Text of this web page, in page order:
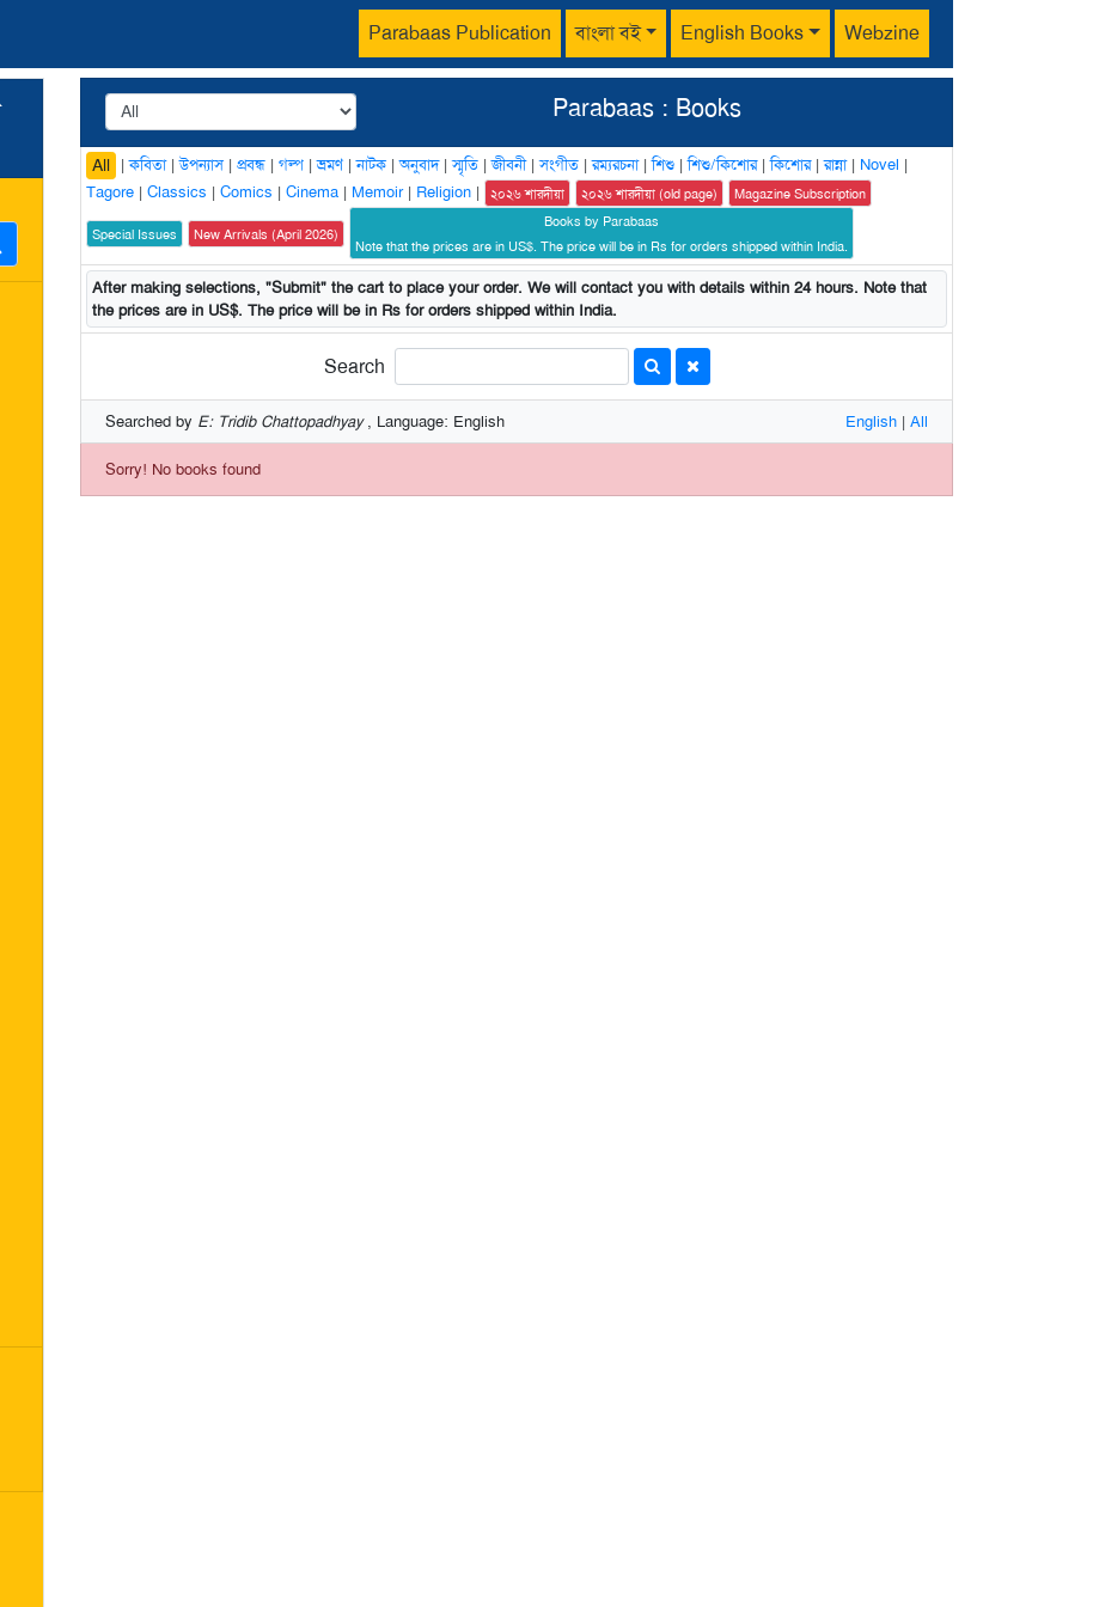
Parabaas Publication বাংলা বই English Books Webzine
Parabaas : Books
All |কবিতা|উপন্যাস| প্রবন্ধ | গল্প |ভ্রমণ|নাটক |অনুবাদ|স্মৃতি |জীবনী|সংগীত |রম্যরচনা|শিশু |শিশু/কিশোর|কিশোর|রান্না| Novel |
Tagore | Classics | Comics | Cinema | Memoir| Religion | ২০২৬ শারদীয়া ২০২৬ শারদীয়া (old page) Magazine Subscription
Special Issues New Arrivals (April 2026)
Books by Parabaas
Note that the prices are in US$. The price will be in Rs for orders shipped within India.
After making selections, "Submit" the cart to place your order. We will contact you with details within 24 hours. Note that
the prices are in US$. The price will be in Rs for orders shipped within India.
Search
Searched by E: Tridib Chattopadhyay, Language: English English | All
Sorry! No books found